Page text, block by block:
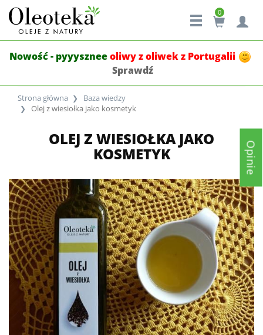
0
Nowość - pyyyszneeoliwy z oliwek z Portugalii
Sprawdź
Strona główna
Baza wiedzy
Olej z wiesiołka jako kosmetyk
OLEJ Z WIESIOŁKA JAKO
KOSMETYK Opinie